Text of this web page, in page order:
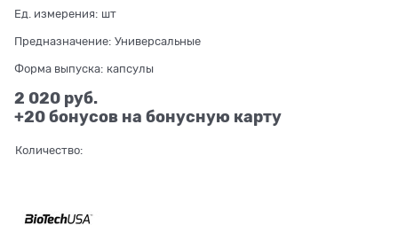
Ед. измерения: шт
Предназначение: Универсальные
Форма выпуска: капсулы
2 020 руб.
+20 бонусов на бонусную карту
Количество: